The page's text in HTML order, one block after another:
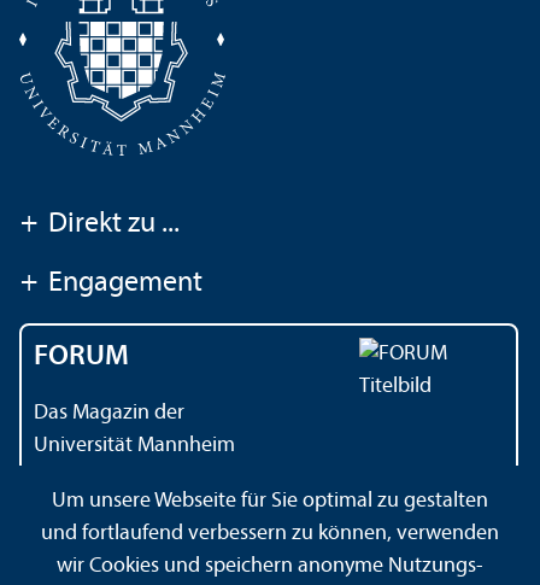
+ Direkt zu ...
+ Engagement
FORUM
Das Magazin der
Universität Mannheim
Kontakt Impressum Datenschutz
Barrierefreiheit
Um unsere Webseite für Sie optimal zu gestalten
und fortlaufend verbessern zu können, verwenden
wir Cookies und speichern anonyme Nutzungs­